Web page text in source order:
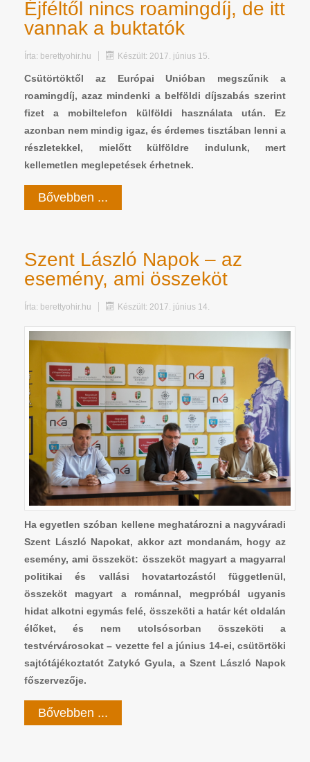
Éjféltől nincs roamingdíj, de itt
vannak a buktatók
Írta: berettyohir.hu Készült: 2017. június 15.
Csütörtöktől az Európai Unióban megszűnik a
roamingdíj, azaz mindenki a belföldi díjszabás szerint
fizet a mobiltelefon külföldi használata után. Ez
azonban nem mindig igaz, és érdemes tisztában lenni a
részletekkel, mielőtt külföldre indulunk, mert
kellemetlen meglepetések érhetnek.
Bővebben ...
Szent László Napok – az
esemény, ami összeköt
Írta: berettyohir.hu Készült: 2017. június 14.
Ha egyetlen szóban kellene meghatározni a nagyváradi
Szent László Napokat, akkor azt mondanám, hogy az
esemény, ami összeköt: összeköt magyart a magyarral
politikai és vallási hovatartozástól függetlenül,
összeköt magyart a románnal, megpróbál ugyanis
hidat alkotni egymás felé, összeköti a határ két oldalán
élőket, és nem utolsósorban összeköti a
testvérvárosokat – vezette fel a június 14-ei, csütörtöki
sajtótájékoztatót Zatykó Gyula, a Szent László Napok
főszervezője.
Bővebben ...